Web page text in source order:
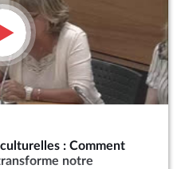
: Comment
notre